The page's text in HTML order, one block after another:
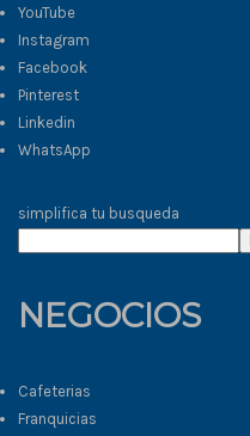
YouTube
Instagram
Facebook
Pinterest
Linkedin
WhatsApp
simplifica tu busqueda
NEGOCIOS
Cafeterias
Franquicias